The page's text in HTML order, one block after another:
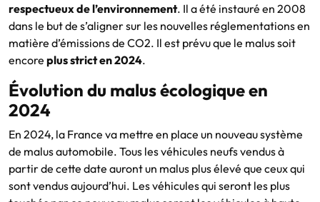
respectueux de l’environnement. Il a été instauré en 2008
dans le but de s’aligner sur les nouvelles réglementations en
matière d’émissions de CO2. Il est prévu que le malus soit
encore plus strict en 2024.
Évolution du malus écologique en
2024
En 2024, la France va mettre en place un nouveau système
de malus automobile. Tous les véhicules neufs vendus à
partir de cette date auront un malus plus élevé que ceux qui
sont vendus aujourd’hui. Les véhicules qui seront les plus